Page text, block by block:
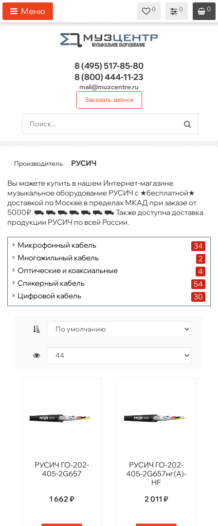
0
0
0
Меню
8 (495)517-85-80
8 (800)444-11-23
mail@muzcentre.ru
Заказать звонок
Производитель РУСИЧ
Вы можете купить в нашем Интернет-магазине
музыкальное оборудование РУСИЧ с ★бесплатной★
доставкой по Москве в пределах МКАД при заказе от
5000₽. ⛟ ⛟ ⛟ ⛟ ⛟ ⛟ ⛟ Также доступна доставка
продукции РУСИЧ по всей России.
Микрофонный кабель
34
Многожильный кабель
2
Оптические и коаксиальные
4
Спикерный кабель
54
Цифровой кабель
30
РУСИЧ ГО-202-
405-2G657
1 662 ₽
РУСИЧ ГО-202-
405-2G657нг(А)-
HF
2 011 ₽